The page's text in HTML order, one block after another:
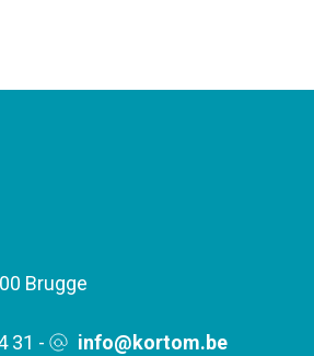
Brugge
31 - info@kortom.be